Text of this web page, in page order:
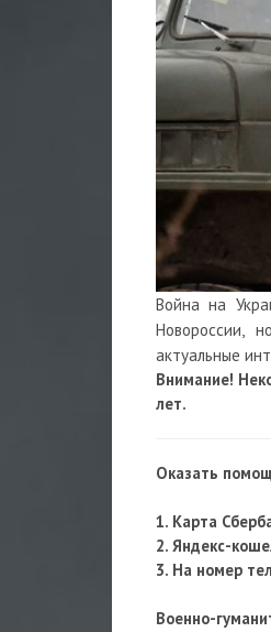
Война на
Новороссии,
актуальные
Внимание!
лет.
Оказать
1. Карта
2. Яндекс-
3. На номер
Военно-